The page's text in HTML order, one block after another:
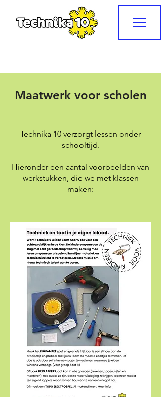
Maatwerk voor scholen
Technika 10 verzorgt lessen onder
schooltijd.
Hieronder een aantal voorbeelden van
werkstukken, die we met klassen
maken: